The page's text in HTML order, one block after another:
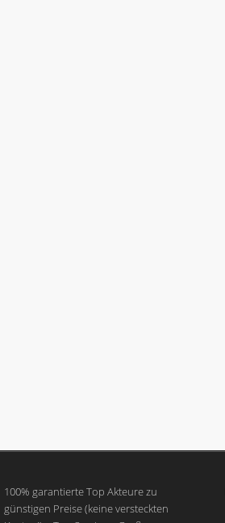
100% garantierte Top Akteure zu
günstigen Preise (keine versteckten